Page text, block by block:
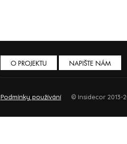
O PROJEKTU NAPIŠTE NÁM
Podmínky používání © Insidecor 2013-